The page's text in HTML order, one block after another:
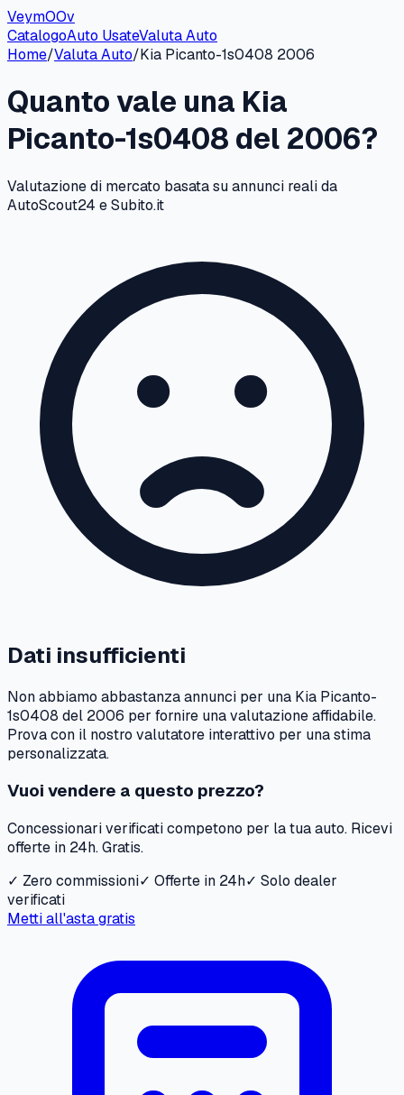
VeymOOv
CatalogoAuto UsateValuta Auto
Home/Valuta Auto/Kia Picanto-1s0408 2006
Quanto vale una Kia
Picanto-1s0408 del 2006?
Valutazione di mercato basata su annunci reali da
AutoScout24 e Subito.it
Dati insufficienti
Non abbiamo abbastanza annunci per una Kia Picanto-
1s0408 del 2006 per fornire una valutazione affidabile.
Prova con il nostro valutatore interattivo per una stima
personalizzata.
Vuoi vendere a questo prezzo?
Concessionari verificati competono per la tua auto. Ricevi
offerte in 24h. Gratis.
✓ Zero commissioni✓ Offerte in 24h✓ Solo dealer
verificati
Metti all'asta gratis